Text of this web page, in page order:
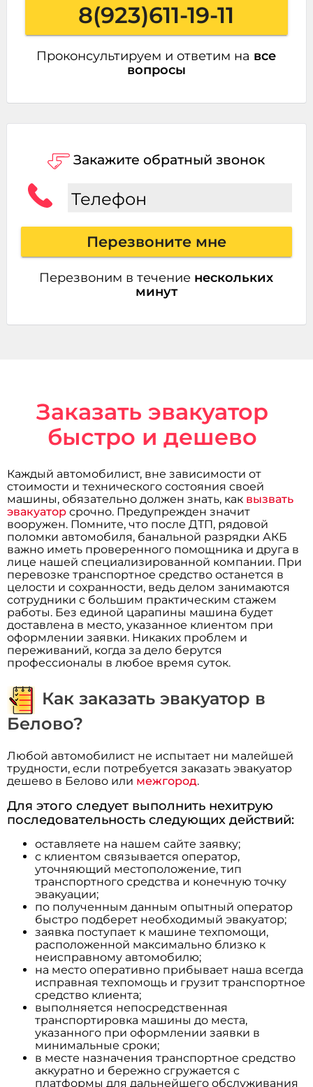
8(923)611-19-11
Проконсультируем и ответим на все
вопросы
Закажите обратный звонок
Телефон
Перезвоните мне
Перезвоним в течение нескольких
минут
Заказать эвакуатор
быстро и дешево
Каждый автомобилист, вне зависимости от
стоимости и технического состояния своей
машины, обязательно должен знать, как вызвать
эвакуатор срочно. Предупрежден значит
вооружен. Помните, что после ДТП, рядовой
поломки автомобиля, банальной разрядки АКБ
важно иметь проверенного помощника и друга в
лице нашей специализированной компании. При
перевозке транспортное средство останется в
целости и сохранности, ведь делом занимаются
сотрудники с большим практическим стажем
работы. Без единой царапины машина будет
доставлена в место, указанное клиентом при
оформлении заявки. Никаких проблем и
переживаний, когда за дело берутся
профессионалы в любое время суток.
Как заказать эвакуатор в
Белово?
Любой автомобилист не испытает ни малейшей
трудности, если потребуется заказать эвакуатор
дешево в Белово или межгород.
Для этого следует выполнить нехитрую
последовательность следующих действий:
оставляете на нашем сайте заявку;
с клиентом связывается оператор,
уточняющий местоположение, тип
транспортного средства и конечную точку
эвакуации;
по полученным данным опытный оператор
быстро подберет необходимый эвакуатор;
заявка поступает к машине техпомощи,
расположенной максимально близко к
неисправному автомобилю;
на место оперативно прибывает наша всегда
исправная техпомощь и грузит транспортное
средство клиента;
выполняется непосредственная
транспортировка машины до места,
указанного при оформлении заявки в
минимальные сроки;
в месте назначения транспортное средство
аккуратно и бережно сгружается с
платформы для дальнейшего обслуживания